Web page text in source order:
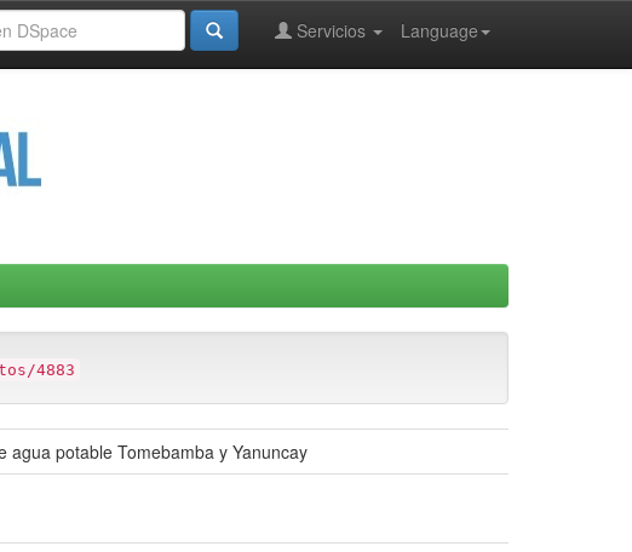
Language
Servicios
4883
agua potable Tomebamba y Yanuncay